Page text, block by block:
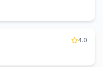
4.0